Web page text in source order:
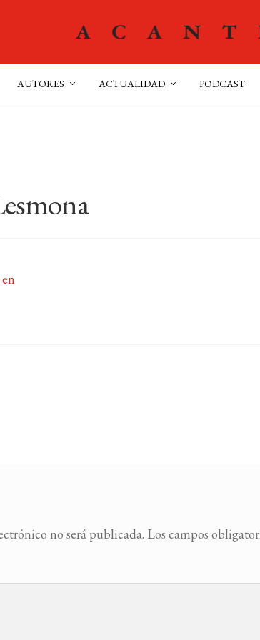
AUTORES ACTUALIDAD PODCAST
no será publicada. Los campos